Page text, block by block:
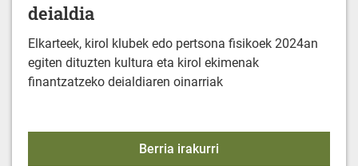
deialdia
Elkarteek, kirol klubek edo pertsona fisikoek 2024an
egiten dituzten kultura eta kirol ekimenak
finantzatzeko deialdiaren oinarriak
Berria irakurri